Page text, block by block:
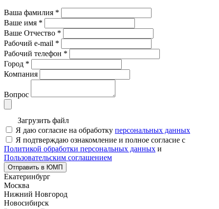
Ваша фамилия *
Ваше имя *
Ваше Отчество *
Рабочий e-mail *
Рабочий телефон *
Город *
Компания
Вопрос
Загрузить файл
Я даю согласие на обработку персональных данных
Я подтверждаю ознакомление и полное согласие с
Политикой обработки персональных данных и
Пользовательским соглашением
Отправить в ЮМП
Екатеринбург
Москва
Нижний Новгород
Новосибирск